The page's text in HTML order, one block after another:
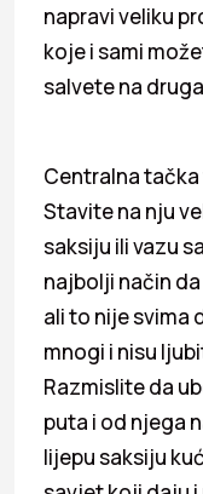
napravi veliku
koje i sami
salvete na
Centralna
Stavite na nju
saksiju ili vazu
najbolji način
ali to nije svima
mnogi i nisu
Razmislite da
puta i od njega
lijepu saksiju